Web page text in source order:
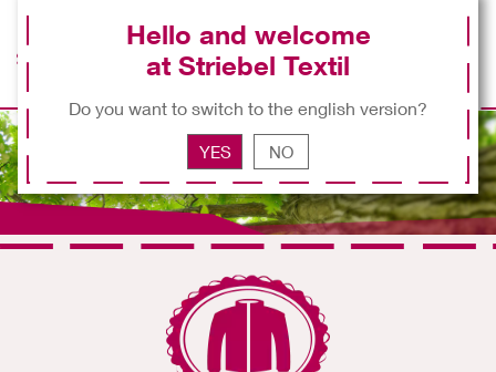
EN
Hello and welcome
at Striebel Textil
Do you want to switch to the english version?
YES NO